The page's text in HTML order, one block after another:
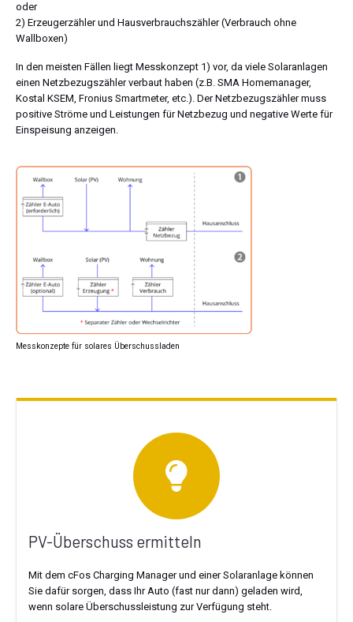
oder
2) Erzeugerzähler und Hausverbrauchszähler (Verbrauch ohne
Wallboxen)
In den meisten Fällen liegt Messkonzept 1) vor, da viele Solaranlagen
einen Netzbezugszähler verbaut haben (z.B. SMA Homemanager,
Kostal KSEM, Fronius Smartmeter, etc.). Der Netzbezugszähler muss
positive Ströme und Leistungen für Netzbezug und negative Werte für
Einspeisung anzeigen.
Messkonzepte für solares Überschussladen
PV-Überschuss ermitteln
Mit dem cFos Charging Manager und einer Solaranlage können
Sie dafür sorgen, dass Ihr Auto (fast nur dann) geladen wird,
wenn solare Überschussleistung zur Verfügung steht.